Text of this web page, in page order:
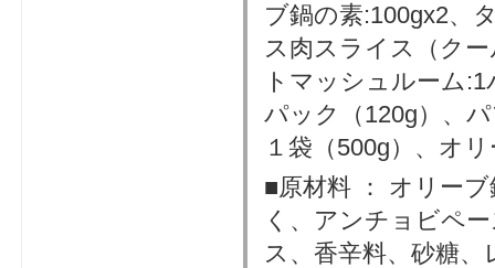
ブ鍋の素:100gx2、
ス肉スライス（ク
トマッシュルーム
パック（120g）、
１袋（500g）、オ
■原材料 ： オリー
く、アンチョビペ
ス、香辛料、砂糖